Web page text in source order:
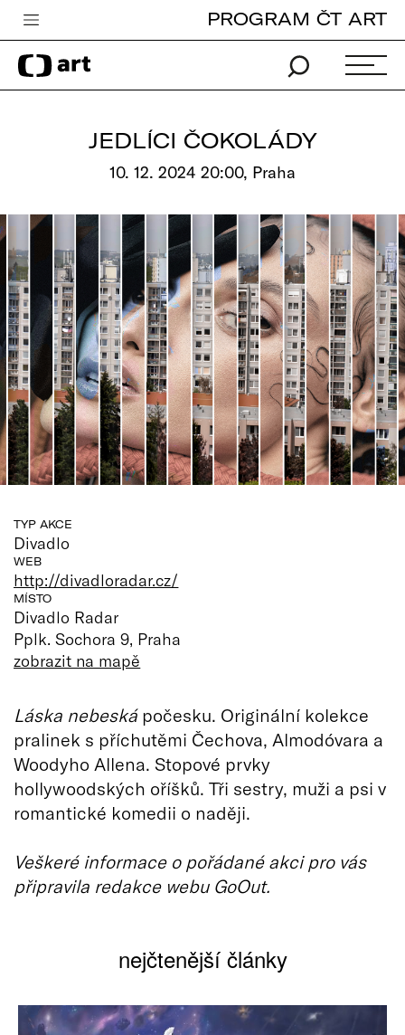
Česká televize
Zpravodajství
Pro děti
edu
Vše o ČT
PROGRAM ČT ART
JEDLÍCI ČOKOLÁDY
10. 12. 2024 20:00, Praha
TYP AKCE
Divadlo
WEB
http://divadloradar.cz/
MÍSTO
Divadlo Radar
Pplk. Sochora 9, Praha
zobrazit na mapě
Láska nebeskápočesku. Originální kolekce
pralinek s příchutěmi Čechova, Almodóvara a
Woodyho Allena. Stopové prvky
hollywoodských oříšků. Tři sestry, muži a psi v
romantické komedii o naději.
Veškeré informace o pořádané akci pro vás
připravila redakce webu GoOut.
nejčtenější články